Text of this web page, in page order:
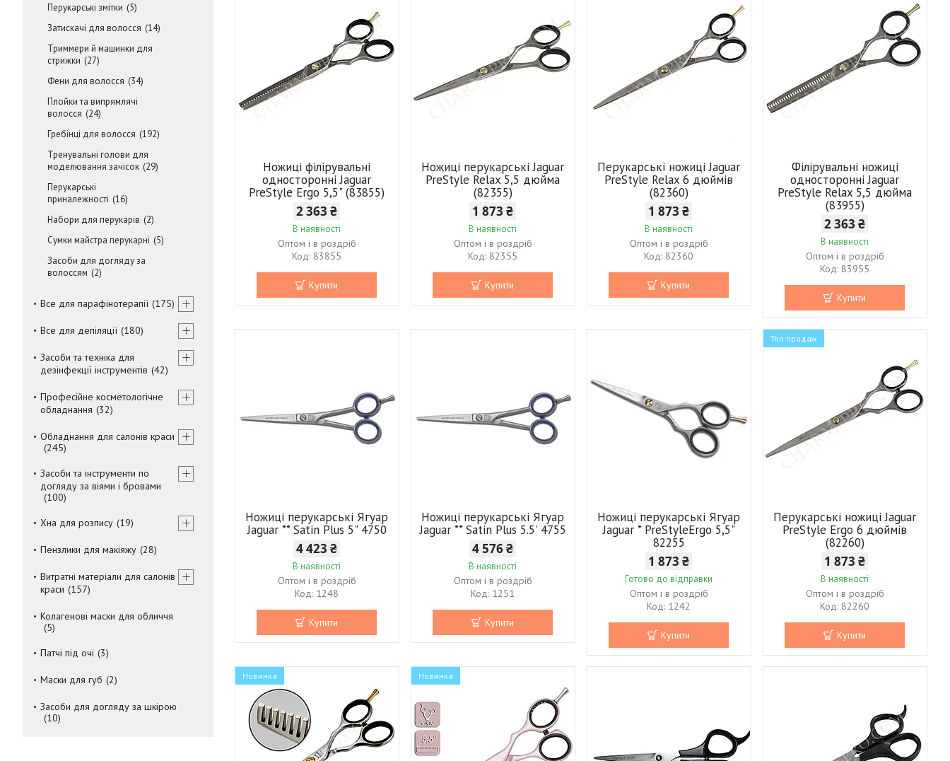
Ножиці філірувальні
односторонні Jaguar
PreStyle Ergo 5,5" (83855)
2 363 ₴
В наявності
Оптом і в роздріб
83855
Купити
Ножиці перукарські Jaguar
PreStyle Relax 5,5 дюйма
(82355)
1 873 ₴
В наявності
Оптом і в роздріб
82355
Купити
Перукарські ножиці Jaguar
PreStyle Relax 6 дюймів
(82360)
1 873 ₴
В наявності
Оптом і в роздріб
82360
Купити
Філірувальні ножиці
односторонні Jaguar
PreStyle Relax 5,5 дюйма
(83955)
2 363 ₴
В наявності
Оптом і в роздріб
83955
Купити
Ножиці перукарські Ягуар
Jaguar ** Satin Plus 5" 4750
4 423 ₴
В наявності
Оптом і в роздріб
1248
Купити
Ножиці перукарські Ягуар
Jaguar ** Satin Plus 5.5' 4755
4 576 ₴
В наявності
Оптом і в роздріб
1251
Купити
Ножиці перукарські Ягуар
Jaguar * PreStyleErgo 5,5"
82255
1 873 ₴
Готово до відправки
Оптом і в роздріб
1242
Купити
Топ продаж
Перукарські ножиці Jaguar
PreStyle Ergo 6 дюймів
(82260)
1 873 ₴
В наявності
Оптом і в роздріб
82260
Купити
Новинка Новинка
Перукарські змітки
5
Затискачі для волосся 14
Триммери й машинки для
стрижки
27
Фени для волосся
34
Плойки та випрямлячі
волосся
24
Гребінці для волосся 192
Тренувальні голови для
моделювання зачісок 29
Перукарські
приналежності 16
Набори для перукарів
2
Сумки майстра перукарні
5
Засоби для догляду за
волоссям
2
Все для парафінотерапії 175
Все для депіляції 180
Засоби та техніка для
дезінфекції інструментів 42
Професійне косметологічне
обладнання
32
Обладнання для салонів краси
245
Засоби та інструменти по
догляду за віями і бровами
100
Хна для розпису 19
Пензлики для макіяжу 28
Витратні матеріали для салонів
краси
157
Колагенові маски для обличчя
5
Патчі під очі
3
Маски для губ 2
Засоби для догляду за шкірою
10